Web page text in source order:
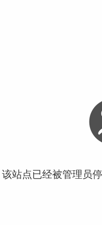
站点已经被管理员